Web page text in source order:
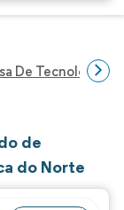
De Tecnologia,
de
do Norte